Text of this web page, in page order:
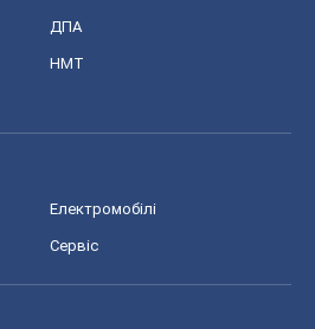
ДПА
НМТ
Електромобілі
Сервіс